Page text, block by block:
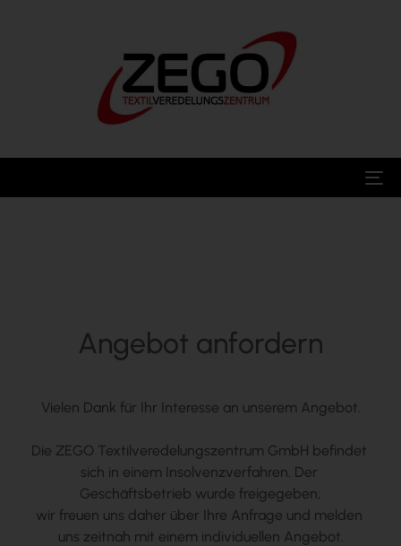
Angebot anfordern
Vielen Dank für Ihr Interesse an unserem Angebot.
Die ZEGO Textilveredelungszentrum GmbH befindet
sich in einem Insolvenzverfahren. Der
Geschäftsbetrieb wurde freigegeben;
wir freuen uns daher über Ihre Anfrage und melden
uns zeitnah mit einem individuellen Angebot.